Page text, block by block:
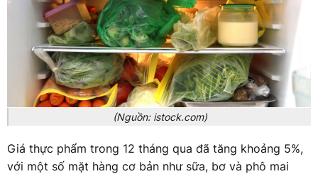
(Nguồn: istock.com)
Giá thực phẩm trong 12 tháng qua đã tăng khoảng 5%,
với một số mặt hàng cơ bản như sữa, bơ và phô mai